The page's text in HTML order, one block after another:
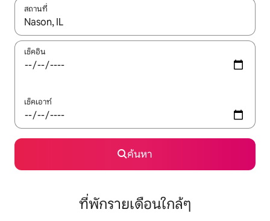
สถานที่
ใช้ลูกศรขึ้นลง หรือใช้การสัมผัสหรือปัด เพื่อสำรวจผลการค้นหา
เช็คอิน
เช็คเอาท์
ค้นหา
ที่พักรายเดือนใกล้ๆ